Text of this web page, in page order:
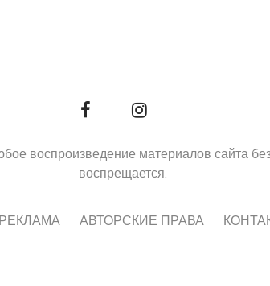
воспроизведение материалов сайта
воспрещается.
РЕКЛАМА АВТОРСКИЕ ПРАВА